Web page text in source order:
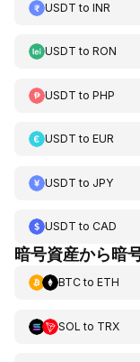
USDT to INR
USDT to RON
USDT to PHP
USDT to EUR
USDT to JPY
USDT to CAD
暗号資産から暗
BTCto ETH
SOL to TRX